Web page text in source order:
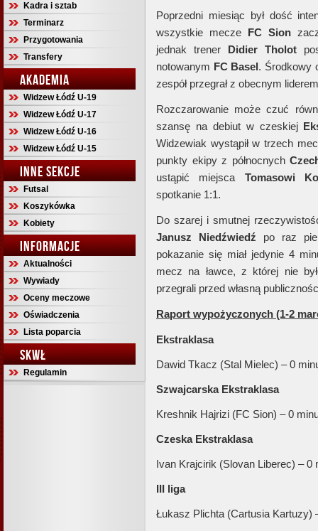
Kadra i sztab
Terminarz
Przygotowania
Transfery
AKADEMIA
Widzew Łódź U-19
Widzew Łódź U-17
Widzew Łódź U-16
Widzew Łódź U-15
INNE SEKCJE
Futsal
Koszykówka
Kobiety
INFORMACJE
Aktualności
Wywiady
Oceny meczowe
Oświadczenia
Lista poparcia
SKWŁ
Regulamin
Poprzedni miesiąc był dość
wszystkie mecze FC Sion
jednak trener Didier Tholot
notowanym FC Basel. Środkowy
zespół przegrał z obecnym
Rozczarowanie może czuć
szansę na debiut w czeskiej
Widzewiak wystąpił w trzech
punkty ekipy z północnych
ustąpić miejsca Tomasowi
spotkanie 1:1.
Do szarej i smutnej
Janusz
Niedźwiedź po raz
pokazanie się miał jedynie 4
mecz na ławce, z której nie
przegrali przed własną
Raport wypożyczonych (1-2
Ekstraklasa
Dawid Tkacz (Stal Mielec) – 0
Szwajcarska Ekstraklasa
Kreshnik Hajrizi (FC Sion) – 0
Czeska Ekstraklasa
Ivan Krajcirik (Slovan Liberec) –0
III liga
Łukasz Plichta (Cartusia Kartuzy)